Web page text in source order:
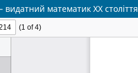
математик ХХ